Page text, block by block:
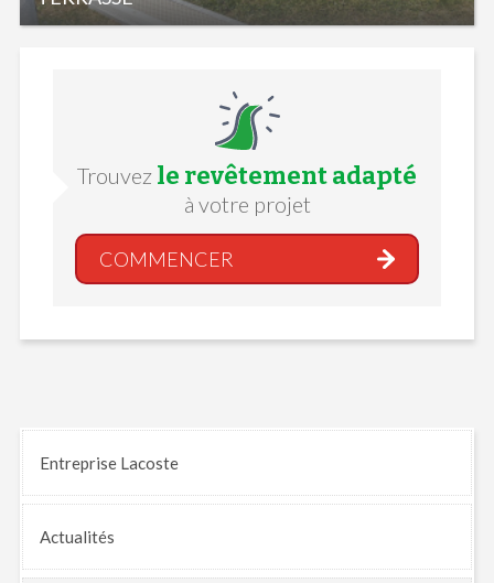
Trouvez le revêtement adapté
à votre projet
COMMENCER
Entreprise Lacoste
Actualités